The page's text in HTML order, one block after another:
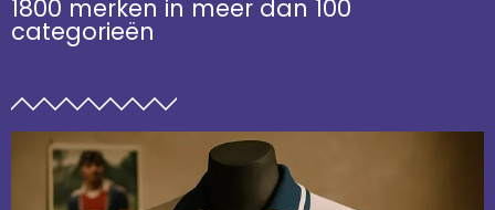
1800 merken in meer dan 100
categorieën